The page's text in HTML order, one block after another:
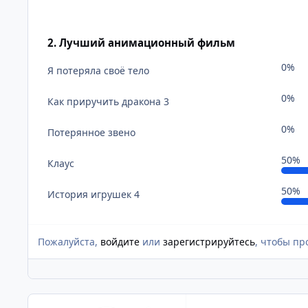
2. Лучший анимационный фильм
Я потеряла своё тело 0%
Как приручить дракона 3 0%
Потерянное звено 0%
Клаус 50%
История игрушек 4 50%
Пожалуйста, войдите или зарегистрируйтесь, чтобы